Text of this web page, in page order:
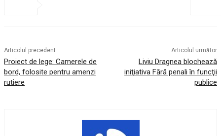
Articolul precedent
Proiect de lege: Camerele de
bord, folosite pentru amenzi
rutiere
Articolul următor
Liviu Dragnea blochează
iniţiativa Fără penali în funcţii
publice